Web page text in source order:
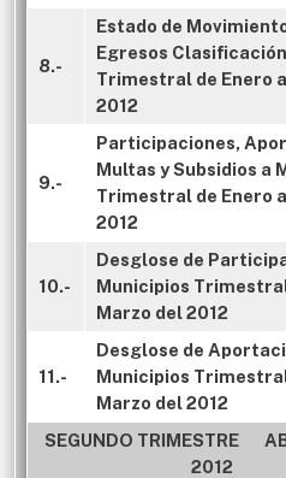
8.-
Estado de
Egresos
Trimestral de Enero
2012
9.-
Participaciones,
Multas y Subsidios a
Trimestral de Enero
2012
10.-
Desglose de
Municipios
Marzo del 2012
11.-
Desglose de
Municipios
Marzo del 2012
SEGUNDO TRIMESTRE
2012